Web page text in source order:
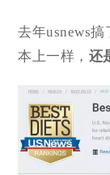
去年usnews
本上一样， 还